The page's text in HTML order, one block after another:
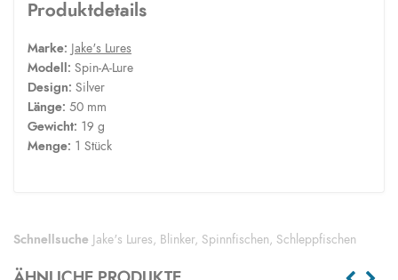
Produktdetails
Marke:
Jake's Lures
Modell: Spin-A-Lure
Design: Silver
Länge: 50 mm
Gewicht: 19 g
Menge: 1 Stück
Schnellsuche Jake's Lures Blinker, Spinnfischen Schleppfischen